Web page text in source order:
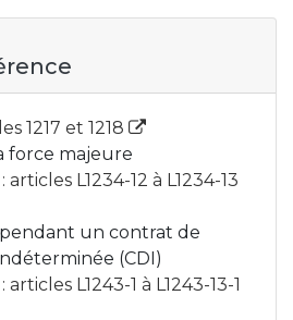
1217 et 1218
force majeure
L1234-12 à L1234-13
un contrat de
(CDI)
L1243-1 à L1243-13-1